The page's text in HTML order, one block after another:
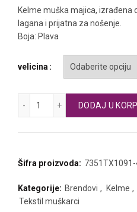
Kelme muška majica, izrađena
lagana i prijatna za nošenje.
Boja: Plava
velicina
DODAJ U
Šifra proizvoda:
Kategorije: Brendovi , Kelme ,
Tekstil muškarci